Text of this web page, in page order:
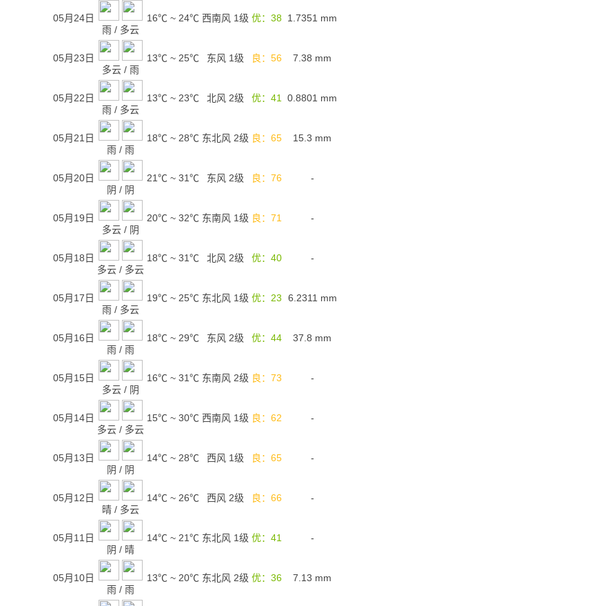
05月24日
雨 / 多云
16℃ ~ 24℃ 西南风 1级 优：38 1.7351 mm
05月23日
多云 / 雨
13℃ ~ 25℃ 东风 1级 良：56 7.38 mm
05月22日
雨 / 多云
13℃ ~ 23℃ 北风 2级 优：41 0.8801 mm
05月21日
雨 / 雨
18℃ ~ 28℃ 东北风 2级 良：65 15.3 mm
05月20日
阴 / 阴
21℃ ~ 31℃ 东风 2级 良：76 -
05月19日
多云 / 阴
20℃ ~ 32℃ 东南风 1级 良：71 -
05月18日
多云 / 多云
18℃ ~ 31℃ 北风 2级 优：40 -
05月17日
雨 / 多云
19℃ ~ 25℃ 东北风 1级 优：23 6.2311 mm
05月16日
雨 / 雨
18℃ ~ 29℃ 东风 2级 优：44 37.8 mm
05月15日
多云 / 阴
16℃ ~ 31℃ 东南风 2级 良：73 -
05月14日
多云 / 多云
15℃ ~ 30℃ 西南风 1级 良：62 -
05月13日
阴 / 阴
14℃ ~ 28℃ 西风 1级 良：65 -
05月12日
晴 / 多云
14℃ ~ 26℃ 西风 2级 良：66 -
05月11日
阴 / 晴
14℃ ~ 21℃ 东北风 1级 优：41 -
05月10日
雨 / 雨
13℃ ~ 20℃ 东北风 2级 优：36 7.13 mm